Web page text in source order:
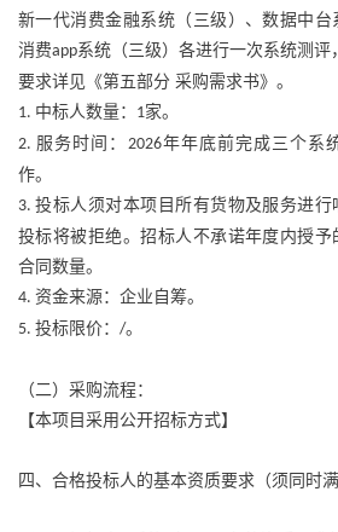
新一代消费金融系统（三级）、数据中台
消费app系统（三级）各进行一次系统测评
要求详见《第五部分 采购需求书》。
1. 中标人数量： 1家。
2.服务时间： 2026年年底前完成三个系
作。
3.投标人须对本项目所有货物及服务进
投标将被拒绝。招标人不承诺年度内授予
合同数量。
4. 资金来源：企业自筹。
5. 投标限价： /。
（二）采购流程：
【本项目采用公开招标方式】
四、合格投标人的基本资质要求（须同时满